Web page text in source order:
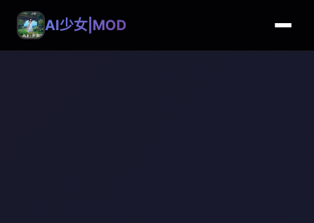
AI少女|MOD